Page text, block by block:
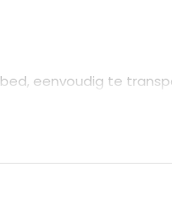
v
eenvoudig te